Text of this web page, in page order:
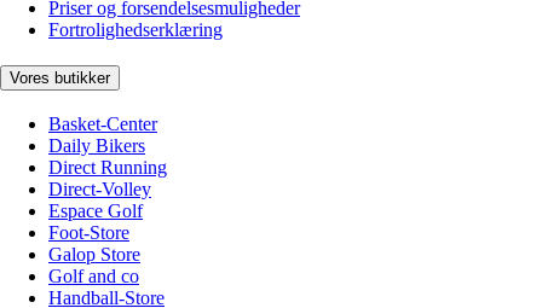
Priser og forsendelsesmuligheder
Fortrolighedserklæring
Vores butikker
Basket-Center
Daily Bikers
Direct Running
Direct-Volley
Espace Golf
Foot-Store
Galop Store
Golf and co
Handball-Store